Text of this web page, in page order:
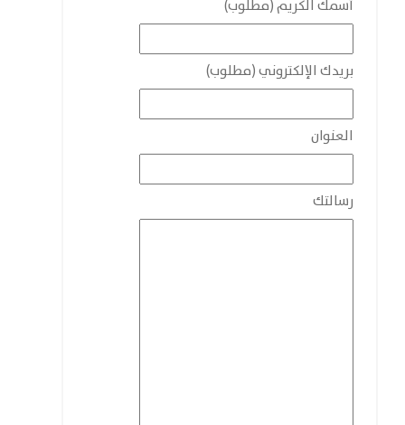
أسمك الكريم (مطلوب)
بريدك الإلكتروني (مطلوب)
العنوان
رسالتك